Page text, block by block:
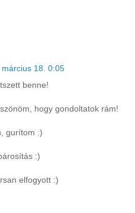
március 18. 0:05
benne!
hogy gondoltatok rám!
gurítom :)
:)
elfogyott :)